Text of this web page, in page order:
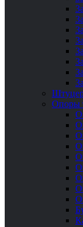
Опоры